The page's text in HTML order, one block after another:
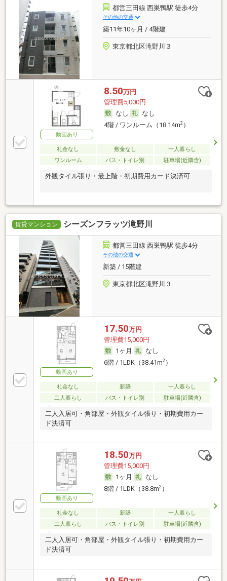
都営三田線 西巣鴨駅 徒歩4分
その他の交通
築11年10ヶ月 / 4階建
東京都北区滝野川３
動画あり
8.50万円
管理費5,000円
なし
なし
4階 / ワンルーム（18.14m2）
礼金なし 敷金なし
一人暮らし
ワンルーム
バス・トイレ別 駐車場(近隣含)
外観タイル張り・最上階・初期費用カード決済可
賃貸マンション シーズンフラッツ滝野川
都営三田線 西巣鴨駅 徒歩4分
その他の交通
新築 / 15階建
東京都北区滝野川３
動画あり
17.50万円
管理費15,000円
1ヶ月
なし
6階 / 1LDK（38.41m2）
礼金なし 新築
一人暮らし
二人暮らし
バス・トイレ別 駐車場(近隣含)
二人入居可・角部屋・外観タイル張り・初期費用カー
ド決済可
動画あり
18.50万円
管理費15,000円
1ヶ月
なし
8階 / 1LDK（38.8m2）
礼金なし 新築
一人暮らし
二人暮らし
バス・トイレ別 駐車場(近隣含)
二人入居可・角部屋・外観タイル張り・初期費用カー
ド決済可